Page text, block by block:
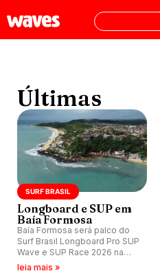
Últimas
SURF BRASIL
Longboard e SUP em
Baía Formosa
Baía Formosa será palco do
Surf Brasil Longboard Pro SUP
Wave e SUP Race 2026 na
semana de 30 de maio a 7 de
leia mais »